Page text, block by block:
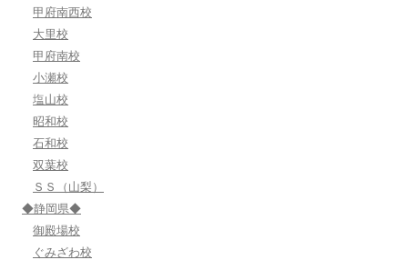
甲府南西校
大里校
甲府南校
小瀬校
塩山校
昭和校
石和校
双葉校
ＳＳ（山梨）
◆静岡県◆
御殿場校
ぐみざわ校